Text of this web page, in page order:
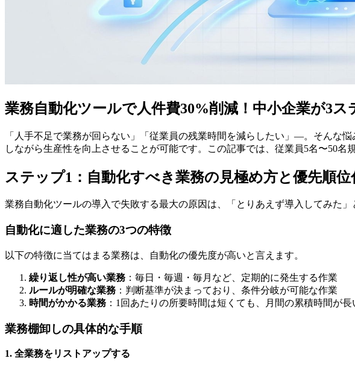
業務自動化ツールで人件費30%削減！中小企業が3
「人手不足で業務が回らない」「従業員の残業時間を減らしたい」―。そんな
しながら生産性を向上させることが可能です。この記事では、従業員5名〜50
ステップ1：自動化すべき業務の見極め方と優先順位
業務自動化ツールの導入で失敗する最大の原因は、「とりあえず導入してみた
自動化に適した業務の3つの特徴
以下の特徴に当てはまる業務は、自動化の優先度が高いと言えます。
繰り返し性が高い業務 ：毎日・毎週・毎月など、定期的に発生する作業
ルールが明確な業務 ：判断基準が決まっており、条件分岐が可能な作業
時間がかかる業務 ：1回あたりの所要時間は短くても、月間の累積時間が長
業務棚卸しの具体的な手順
1. 全業務をリストアップする